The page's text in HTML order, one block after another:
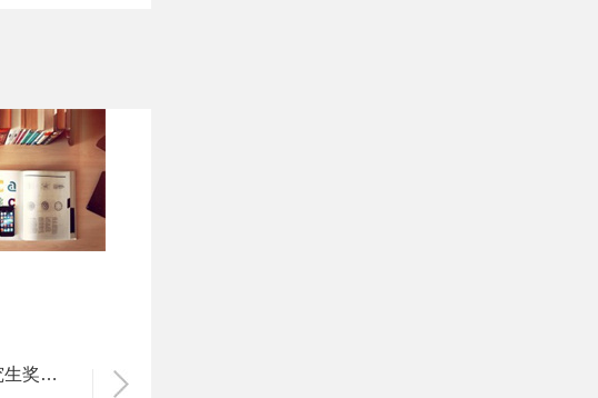
英国林肯大学研究生奖学金有哪些?